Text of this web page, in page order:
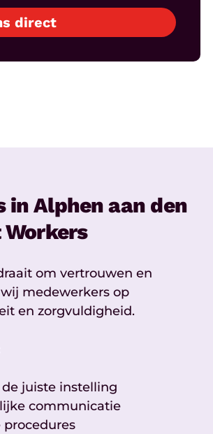
direct
in Alphen aan den
Workers
om vertrouwen en
medewerkers op
en zorgvuldigheid.
juiste instelling
communicatie
procedures